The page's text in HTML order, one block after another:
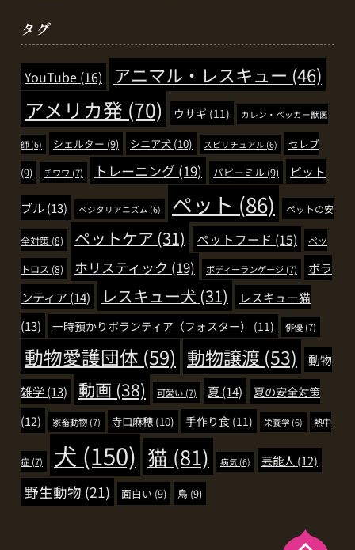
タグ
YouTube (16) アニマル・レスキュー (46)
アメリカ発 (70) ウサギ (11) カレン・ベッカー獣医
師 (6) シェルター (9) シニア犬 (10) スピリチュアル (6)
セレブ
(9)
チワワ (7) トレーニング (19) パピーミル (9) ピット
ブル (13) ベジタリアニズム (6) ペット (86) ペットの安
全対策 (8) ペットケア (31) ペットフード (15) ペッ
トロス (8) ホリスティック (19) ボディーランゲージ (7)
ボラ
ンティア (14) レスキュー犬 (31)
レスキュー猫
(13)
一時預かりボランティア（フォスター） (11) 俳優 (7)
動物愛護団体 (59) 動物譲渡 (53)
動物
雑学 (13) 動画 (38) 可愛い (7) 夏(14)
夏の安全対策
(12)
家畜動物 (7) 寺口麻穂 (10) 手作り食 (11) 栄養学 (6) 熱中
症 (7) 犬 (150) 猫 (81) 病気 (6) 芸能人(12)
野生動物 (21) 面白い (9) 鳥 (9)